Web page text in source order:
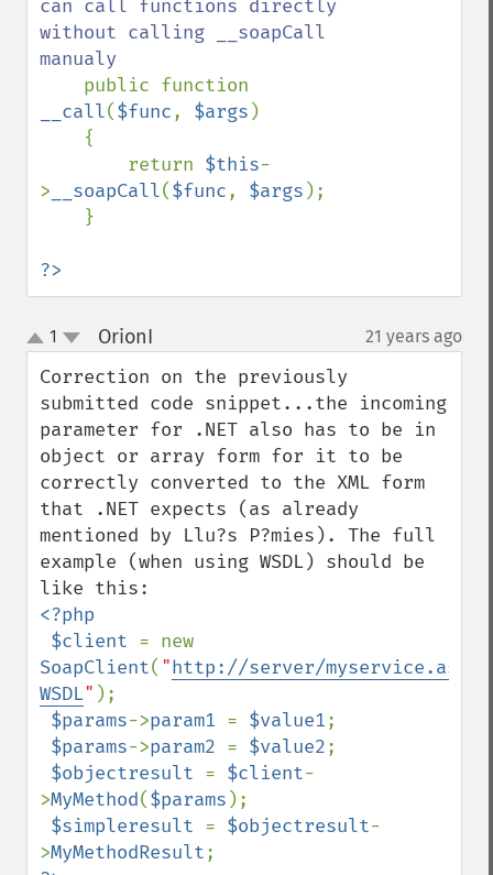
can call functions directly
without calling __soapCall
manualy
__call($func, $args )
        return
$this-
> __soapCall($func, $args );
?>
up
down
1 OrionI 21 years ago
Correction on the previously
submitted code snippet...the incoming
parameter for .NET also has to be in
object or array form for it to be
correctly converted to the XML form
that .NET expects (as already
mentioned by Llu?s P?mies). The full
example (when using WSDL) should be
<?php
$client
SoapClient( "http://server/myservice.asmx?
WSDL" );
$params->param1 = $value1;
$params->param2 = $value2;
$objectresult = $client-
>MyMethod($params );
$simpleresult = $objectresult-
>MyMethodResult